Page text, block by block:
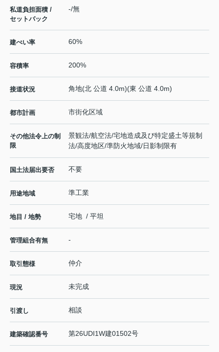
私道負担面積 /
セットバック
-/無
建ぺい率 60%
容積率 200%
接道状況 角地(北 公道 4.0m)(東 公道 4.0m)
都市計画 市街化区域
その他法令上の制
限
景観法/航空法/宅地造成及び特定盛土等規制
法/高度地区/準防火地域/日影制限有
国土法届出要否 不要
用途地域 準工業
地目 / 地勢 宅地 / 平坦
管理組合有無 -
取引態様 仲介
現況 未完成
引渡し 相談
建築確認番号 第26UDI1W建01502号